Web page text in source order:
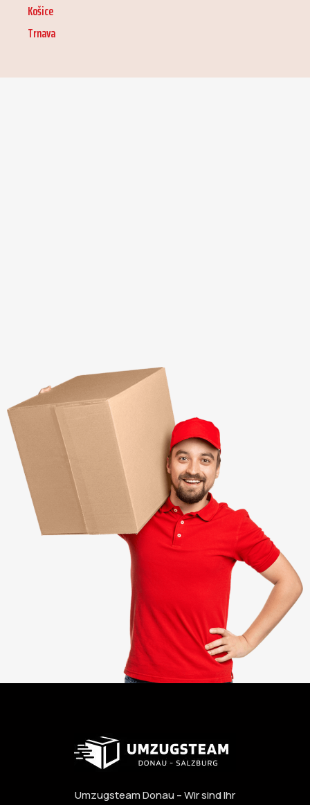
Košice
Trnava
Umzugsteam Donau – Wir sind Ihr